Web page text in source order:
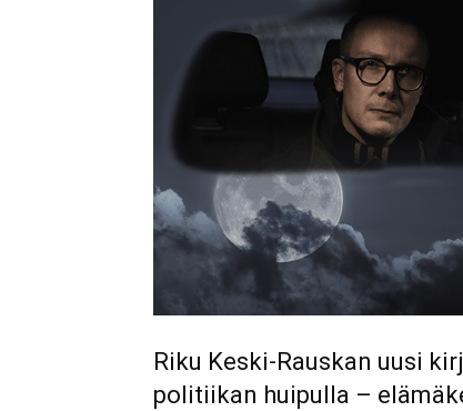
Riku Keski-Rauskan uusi
politiikan huipulla –